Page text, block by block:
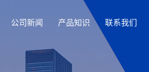
公司新闻 产品知识 联系我们